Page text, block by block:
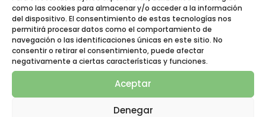
como las cookies para almacenar y/o acceder a la información
del dispositivo. El consentimiento de estas tecnologías nos
permitirá procesar datos como el comportamiento de
navegación o las identificaciones únicas en este sitio. No
consentir o retirar el consentimiento, puede afectar
negativamente a ciertas características y funciones.
Aceptar
Denegar